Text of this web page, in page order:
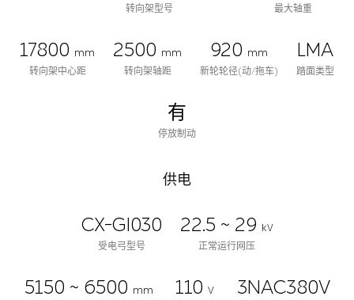
转向架型号
最大轴重
17800 mm
转向架中心距
2500 mm
转向架轴距
920 mm
新轮轮径(动/拖车)
LMA
踏面类型
有
停放制动
供电
CX-GI030
受电弓型号
22.5 ~ 29
kV
正常运行网压
5150 ~ 6500 mm
110 V
3NAC380V